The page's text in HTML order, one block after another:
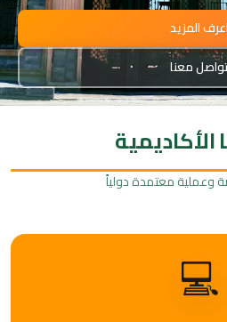
اعرف المزيد
معنا
الأكاديمية
وعملية معتمدة دولياً
💻